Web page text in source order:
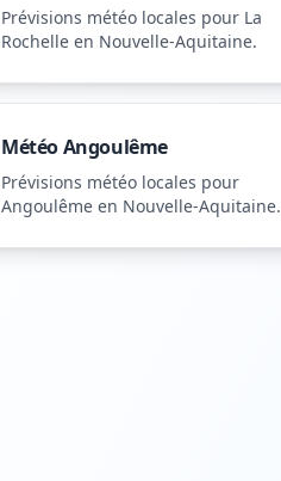
Prévisions météo locales pour La
Rochelle en Nouvelle-Aquitaine.
MétéoAngoulême
Prévisions météo locales pour
Angoulême en Nouvelle-Aquitaine.